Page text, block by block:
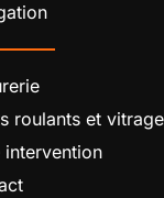
roulants et vitrage
intervention